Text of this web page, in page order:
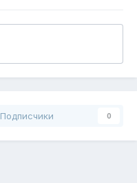
Подписчики 0